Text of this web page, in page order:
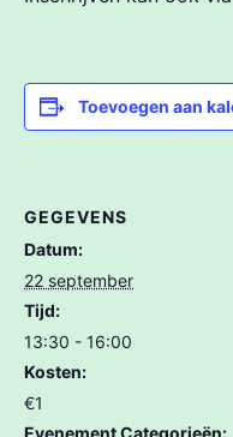
Toevoegen aan
GEGEVENS
Datum:
22 september
Tijd:
13:30 - 16:00
Kosten:
€1
Evenement Categorieën: